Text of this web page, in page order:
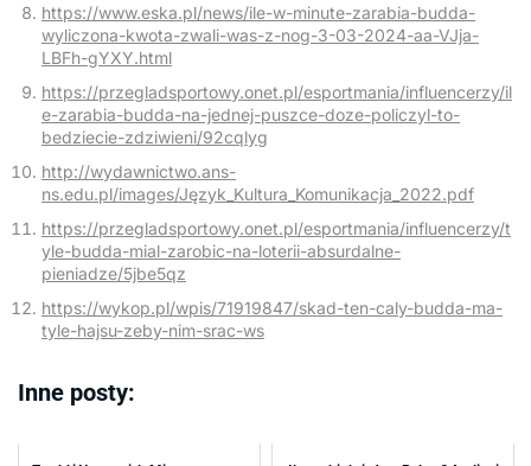
https://www.eska.pl/news/ile-w-minute-zarabia-budda-
wyliczona-kwota-zwali-was-z-nog-3-03-2024-aa-VJja-
LBFh-gYXY.html
https://przegladsportowy.onet.pl/esportmania/influencerzy/il
e-zarabia-budda-na-jednej-puszce-doze-policzyl-to-
bedziecie-zdziwieni/92cqlyg
http://wydawnictwo.ans-
ns.edu.pl/images/Język_Kultura_Komunikacja_2022.pdf
https://przegladsportowy.onet.pl/esportmania/influencerzy/t
yle-budda-mial-zarobic-na-loterii-absurdalne-
pieniadze/5jbe5qz
https://wykop.pl/wpis/71919847/skad-ten-caly-budda-ma-
tyle-hajsu-zeby-nim-srac-ws
Inne posty: